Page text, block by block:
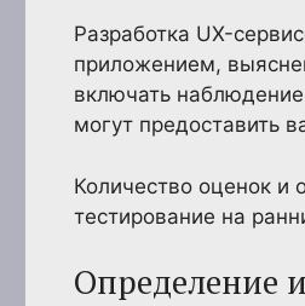
Разработка UX-
приложением,
включать
могут предоставить
Количество оценок и
тестирование на
Определение